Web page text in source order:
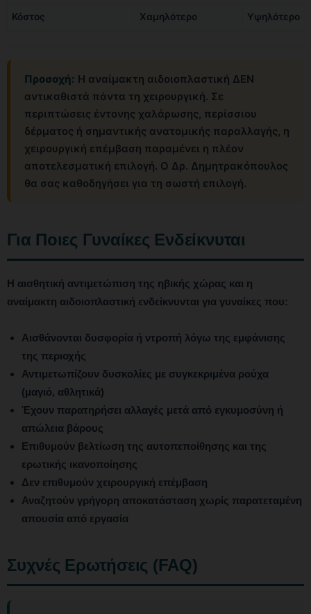
Κόστος Χαμηλότερο Υψηλότερο
Προσοχή: Η αναίμακτη αιδοιοπλαστική ΔΕΝ
αντικαθιστά πάντα τη χειρουργική. Σε
περιπτώσεις έντονης χαλάρωσης, περίσσιου
δέρματος ή σημαντικής ανατομικής παραλλαγής, η
χειρουργική επέμβαση παραμένει η πλέον
αποτελεσματική επιλογή. Ο Δρ. Δημητρακόπουλος
θα σας καθοδηγήσει για τη σωστή επιλογή.
Για Ποιες Γυναίκες Ενδείκνυται
Η αισθητική αντιμετώπιση της ηβικής χώρας και η
αναίμακτη αιδοιοπλαστική ενδείκνυνται για γυναίκες που:
Αισθάνονται δυσφορία ή ντροπή λόγω της εμφάνισης
της περιοχής
Αντιμετωπίζουν δυσκολίες με συγκεκριμένα ρούχα
(μαγιό, αθλητικά)
Έχουν παρατηρήσει αλλαγές μετά από εγκυμοσύνη ή
απώλεια βάρους
Επιθυμούν βελτίωση της αυτοπεποίθησης και της
ερωτικής ικανοποίησης
Δεν επιθυμούν χειρουργική επέμβαση
Αναζητούν γρήγορη αποκατάσταση χωρίς παρατεταμένη
απουσία από εργασία
Συχνές Ερωτήσεις (FAQ)